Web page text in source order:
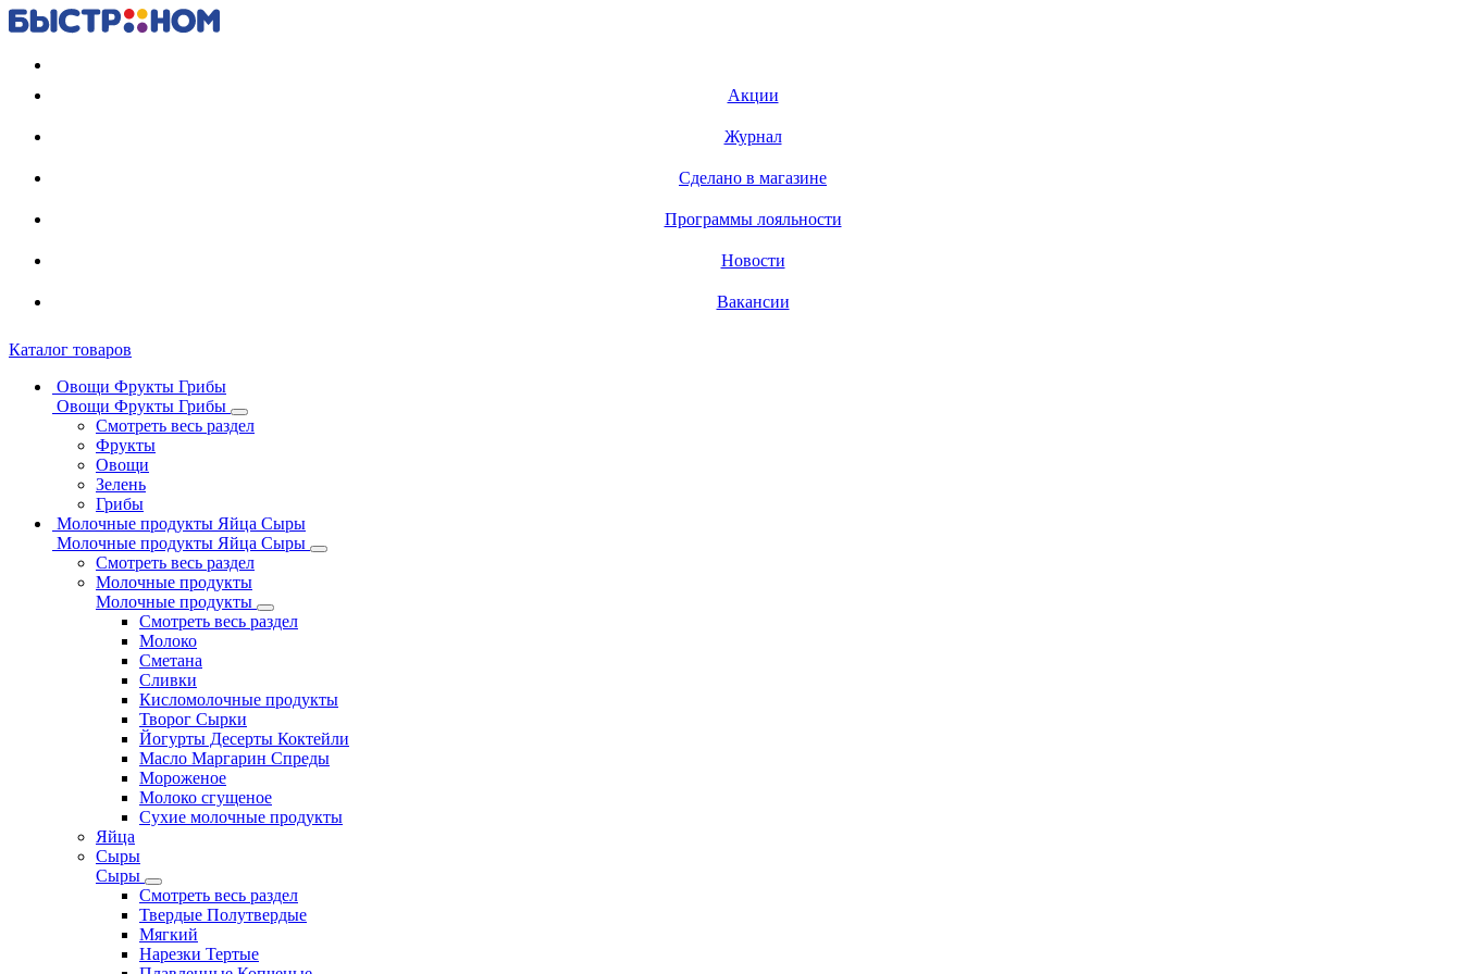
Акции
Журнал
Сделано в магазине
Программы лояльности
Новости
Вакансии
Каталог товаров
Овощи Фрукты Грибы
Овощи Фрукты Грибы
Смотреть весь раздел
Фрукты
Овощи
Зелень
Грибы
Молочные продукты Яйца Сыры
Молочные продукты Яйца Сыры
Смотреть весь раздел
Молочные продукты
Молочные продукты
Смотреть весь раздел
Молоко
Сметана
Сливки
Кисломолочные продукты
Творог Сырки
Йогурты Десерты Коктейли
Масло Маргарин Спреды
Мороженое
Молоко сгущеное
Сухие молочные продукты
Яйца
Сыры
Сыры
Смотреть весь раздел
Твердые Полутвердые
Мягкий
Нарезки Тертые